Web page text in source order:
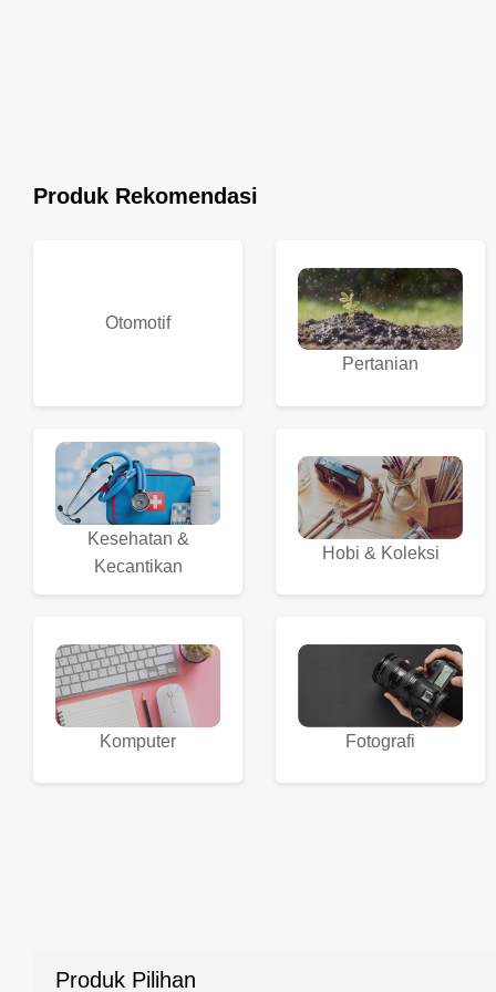
Produk Rekomendasi
Otomotif
Pertanian
Kesehatan &
Kecantikan
Hobi & Koleksi
Komputer Fotografi
Produk Pilihan